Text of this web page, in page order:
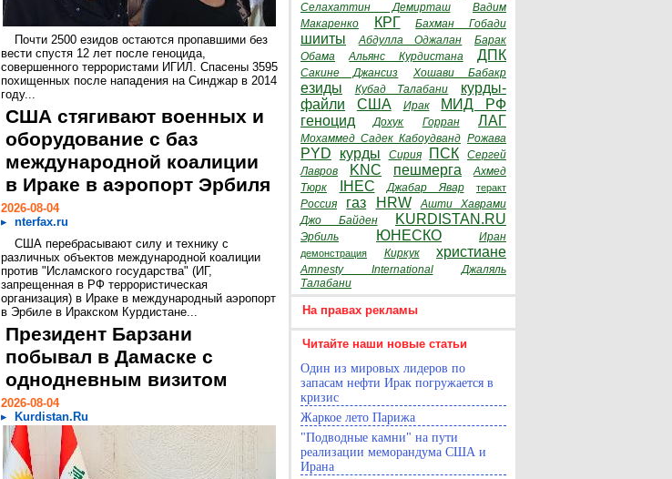
Почти 2500 езидов остаются пропавшими без
вести спустя 12 лет после геноцида,
совершенного террористами ИГИЛ. Спасены 3595
похищенных после нападения на Синджар в 2014
году...
США стягивают военных и
оборудование с баз
международной коалиции
в Ираке в аэропорт Эрбиля
2026-08-04
nterfax.ru
США перебрасывают силу и технику с
различных объектов международной коалиции
против "Исламского государства" (ИГ,
запрещенная в РФ террористическая
организация) в Ираке в международный аэропорт
в Эрбиле в Иракском Курдистане...
Президент Барзани
побывал в Дамаске с
однодневным визитом
2026-08-04
Kurdistan.Ru
Селахаттин Демирташ
Вадим
Макаренко
КРГ Бахман Гобади
шииты Абдулла Оджалан
Барак
Обама
Альянс Курдистана ДПК
Сакине Джансиз Хошави Бабакр
езиды Кубад Талабани
курды-
файли
США Ирак
МИД РФ
геноцид
Дохук Горран ЛАГ
Мохаммед Садек Кабоудванд Рожава
PYD курды Сирия ПСК
Сергей
Лавров
KNC пешмерга
Ахмед
Тюрк
IHEC Джабар Явар теракт
Россия газ HRW
Ашти Хаврами
Джо Байден
KURDISTAN.RU
Эрбиль ЮНЕСКО Иран
демонстрация Киркук христиане
Amnesty International
Джаляль
Талабани
На правах рекламы
Читайте наши новые статьи
Один из мировых лидеров по
запасам нефти Ирак погружается в
кризис
Жаркое лето Парижа
"Подводные камни" на пути
реализации меморандума США и
Ирана